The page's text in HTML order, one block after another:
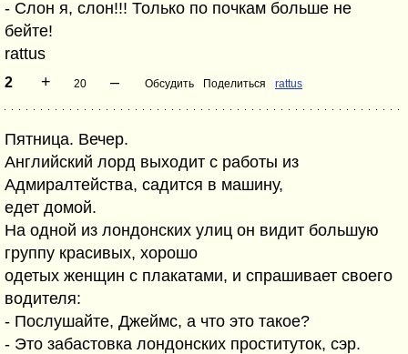
- Слон я, слон!!! Только по почкам больше не
бейте!
rattus
2 + 20 – Обсудить Поделиться rattus
Пятница. Вечер.
Английский лорд выходит с работы из
Адмиралтейства, садится в машину,
едет домой.
На одной из лондонских улиц он видит большую
группу красивых, хорошо
одетых женщин с плакатами, и спрашивает своего
водителя:
- Послушайте, Джеймс, а что это такое?
- Это забастовка лондонских проституток, сэр.